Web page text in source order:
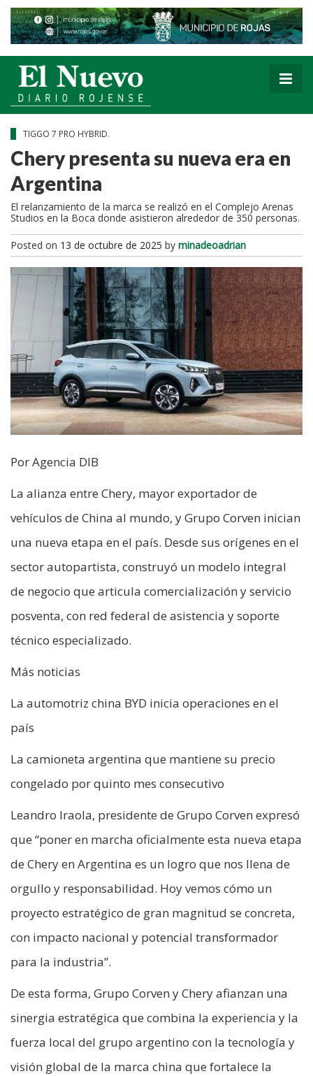
TIGGO 7 PRO HYBRID.
Chery presenta su nueva era en
Argentina
El relanzamiento de la marca se realizó en el Complejo Arenas
Studios en la Boca donde asistieron alrededor de 350 personas.
Posted on 13 de octubre de 2025 by minadeoadrian
Por Agencia DIB
La alianza entre Chery, mayor exportador de
vehículos de China al mundo, y Grupo Corven inician
una nueva etapa en el país. Desde sus orígenes en el
sector autopartista, construyó un modelo integral
de negocio que articula comercialización y servicio
posventa, con red federal de asistencia y soporte
técnico especializado.
Más noticias
La automotriz china BYD inicia operaciones en el
país
La camioneta argentina que mantiene su precio
congelado por quinto mes consecutivo
Leandro Iraola, presidente de Grupo Corven expresó
que “poner en marcha oficialmente esta nueva etapa
de Chery en Argentina es un logro que nos llena de
orgullo y responsabilidad. Hoy vemos cómo un
proyecto estratégico de gran magnitud se concreta,
con impacto nacional y potencial transformador
para la industria”.
De esta forma, Grupo Corven y Chery afianzan una
sinergia estratégica que combina la experiencia y la
fuerza local del grupo argentino con la tecnología y
visión global de la marca china que fortalece la